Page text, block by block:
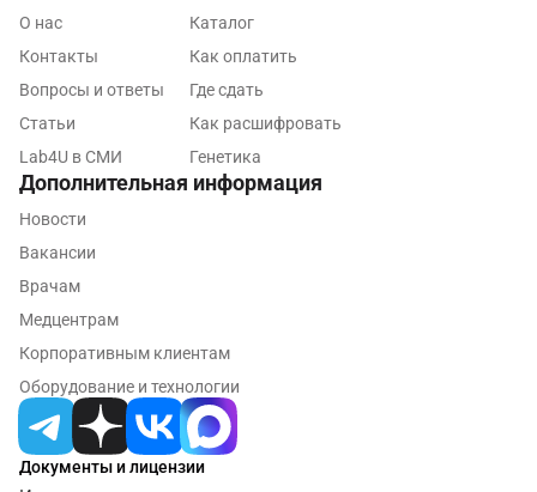
Набережные Челны
Наро-Фоминск
Нижнекамск
Новокузнецк
Новороссийск
Новосибирск
Документы и лицензии
О нас
Контакты
Вопросы и ответы
Статьи
Lab4U в СМИ
Каталог
Как оплатить
Где сдать
Как расшифровать
Генетика
Дополнительная информация
Новости
Вакансии
Врачам
Медцентрам
Корпоративным клиентам
Оборудование и технологии